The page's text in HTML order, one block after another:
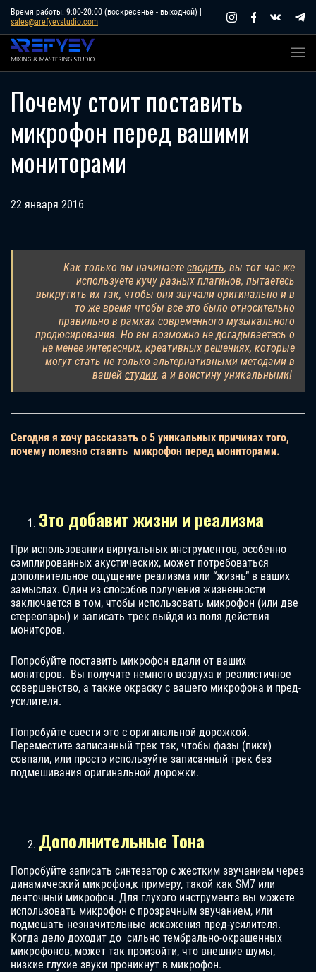
Skip
content
Время работы: 9:00-20:00 (воскресенье - выходной) |
sales@arefyevstudio.com
Почему стоит поставить
микрофон перед вашими
мониторами
22 января 2016
Как только вы начинаете сводить, вы тот час же
используете кучу разных плагинов, пытаетесь
выкрутить их так, чтобы они звучали оригинально и в
то же время чтобы все это было относительно
правильно в рамках современного музыкального
продюсирования. Но вы возможно не догадываетесь о
не менее интересных, креативных решениях, которые
могут стать не только альтернативными методами в
вашей студии, а и воистину уникальными!
Сегодня я хочу рассказать о 5 уникальных причинах того,
почему полезно ставить микрофон перед мониторами.
Это добавит жизни и реализма
При использовании виртуальных инструментов, особенно
сэмплированных акустических, может потребоваться
дополнительное ощущение реализма или “жизнь” в ваших
замыслах. Один из способов получения жизненности
заключается в том, чтобы использовать микрофон (или две
стереопары) и записать трек выйдя из поля действия
мониторов.
Попробуйте поставить микрофон вдали от ваших
мониторов. Вы получите немного воздуха и реалистичное
совершенство, а также окраску с вашего микрофона и пред-
усилителя.
Попробуйте свести это с оригинальной дорожкой.
Переместите записанный трек так, чтобы фазы (пики)
совпали, или просто используйте записанный трек без
подмешивания оригинальной дорожки.
Дополнительные Тона
Попробуйте записать синтезатор с жестким звучанием через
динамический микрофон,к примеру, такой как SM7 или
ленточный микрофон. Для глухого инструмента вы можете
использовать микрофон с прозрачным звучанием, или
подмешать незначительные искажения пред-усилителя.
Когда дело доходит до сильно тембрально-окрашенных
микрофонов, может так произойти, что внешние шумы,
низкие глухие звуки проникнут в микрофон.